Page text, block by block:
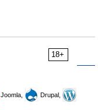
18+
Joomla,
Drupal,